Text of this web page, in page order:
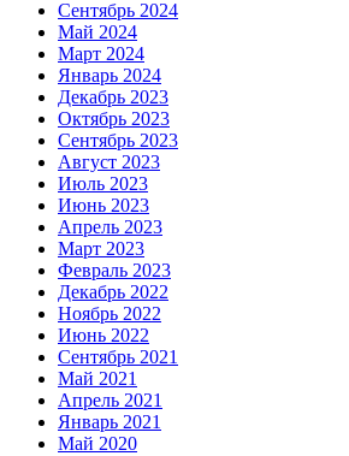
Сентябрь 2024
Май 2024
Март 2024
Январь 2024
Декабрь 2023
Октябрь 2023
Сентябрь 2023
Август 2023
Июль 2023
Июнь 2023
Апрель 2023
Март 2023
Февраль 2023
Декабрь 2022
Ноябрь 2022
Июнь 2022
Сентябрь 2021
Май 2021
Апрель 2021
Январь 2021
Май 2020